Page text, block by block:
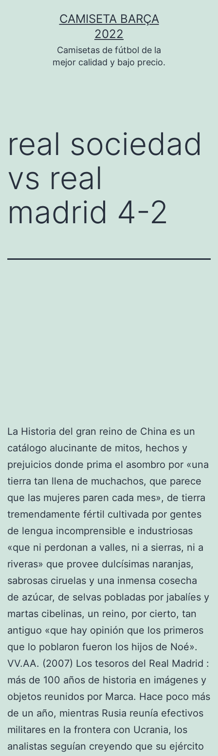
CAMISETA BARÇA
2022
Camisetas de fútbol de la
mejor calidad y bajo precio.
real sociedad
vs real
madrid 4-2
La Historia del gran reino de China es un
catálogo alucinante de mitos, hechos y
prejuicios donde prima el asombro por «una
tierra tan llena de muchachos, que parece
que las mujeres paren cada mes», de tierra
tremendamente fértil cultivada por gentes
de lengua incomprensible e industriosas
«que ni perdonan a valles, ni a sierras, ni a
riveras» que provee dulcísimas naranjas,
sabrosas ciruelas y una inmensa cosecha
de azúcar, de selvas pobladas por jabalíes y
martas cibelinas, un reino, por cierto, tan
antiguo «que hay opinión que los primeros
que lo poblaron fueron los hijos de Noé».
VV.AA. (2007) Los tesoros del Real Madrid :
más de 100 años de historia en imágenes y
objetos reunidos por Marca. Hace poco más
de un año, mientras Rusia reunía efectivos
militares en la frontera con Ucrania, los
analistas seguían creyendo que su ejército